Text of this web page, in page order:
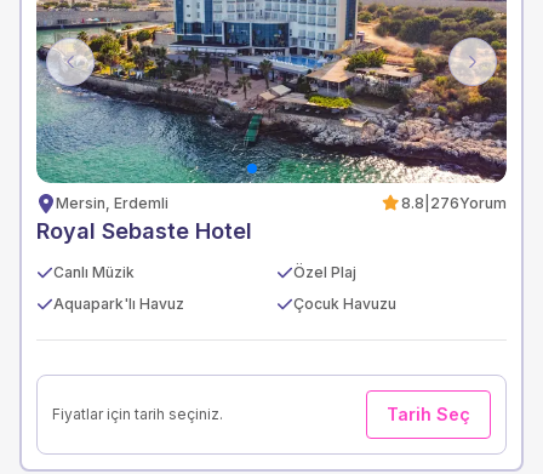
Previous Next
Mersin, Erdemli 8.8 276Yorum
Royal Sebaste Hotel
Canlı Müzik
Özel Plaj
Aquapark'lı Havuz
Çocuk Havuzu
Fiyatlar için tarih seçiniz. Tarih Seç